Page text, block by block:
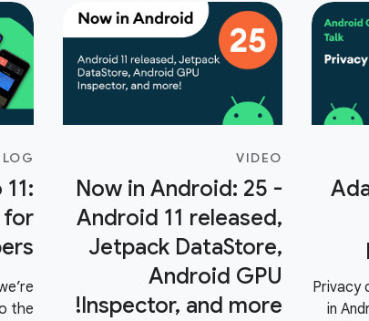
Privacy
in
VIDEO
Now in Android: 25 -
Android 11 released,
Jetpack DataStore,
Android GPU
Inspector, and more!
for
the